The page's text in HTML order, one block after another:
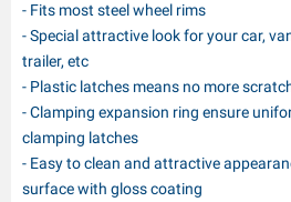
- Fits most steel wheel rims
- Special attractive look for your car,
trailer, etc
- Plastic latches means no more
- Clamping expansion ring ensure
clamping latches
- Easy to clean and attractive
surface with gloss coating